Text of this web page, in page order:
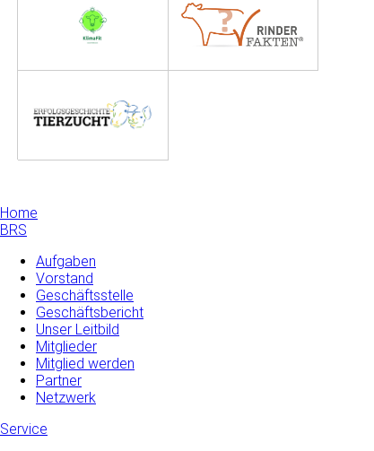
Home
BRS
Aufgaben
Vorstand
Geschäftsstelle
Geschäftsbericht
Unser Leitbild
Mitglieder
Mitglied werden
Partner
Netzwerk
Service